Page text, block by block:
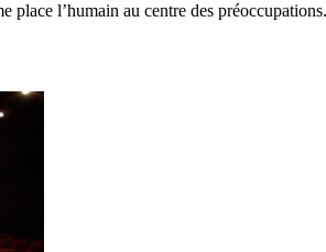
l’humain au centre des